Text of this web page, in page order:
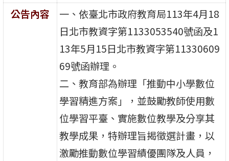
公告內容
一、依臺北市政府教育局113年4月18
日北市教資字第1133053540號函及1
13年5月15日北市教資字第11330609
69號函辦理。
二、教育部為辦理「推動中小學數位
學習精進方案」，並鼓勵教師使用數
位學習平臺、實施數位教學及分享其
教學成果，特辦理旨揭徵選計畫，以
激勵推動數位學習績優團隊及人員，